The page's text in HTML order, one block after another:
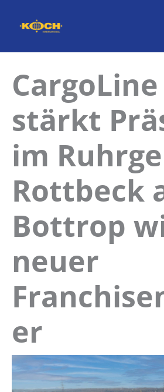
Inhalt
CargoLine
stärkt
im
Rottbeck
Bottrop
neuer
er